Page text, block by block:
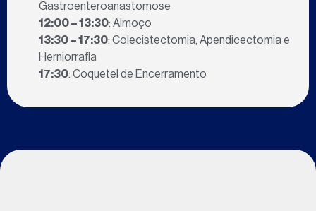
Gastroenteroanastomose
12:00 – 13:30: Almoço
13:30 – 17:30: Colecistectomia, Apendicectomia e
Herniorrafia
17:30: Coquetel de Encerramento